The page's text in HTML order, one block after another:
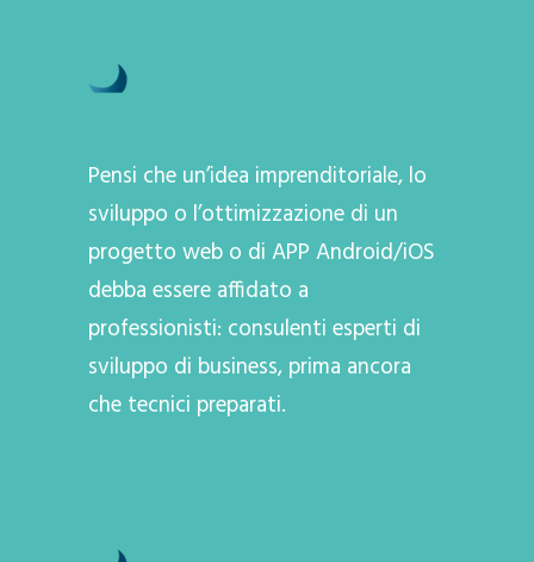
Pensi che un’idea imprenditoriale, lo
sviluppo o l’ottimizzazione di un
progetto web o di APP Android/iOS
debba essere affidato a
professionisti: consulenti esperti di
sviluppo di business, prima ancora
che tecnici preparati.